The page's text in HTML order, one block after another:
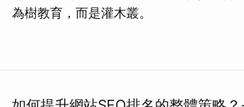
為樹教育，而是灌木叢。